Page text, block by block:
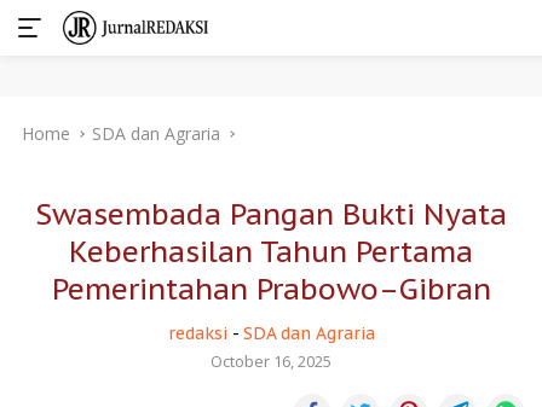
Home SDA dan Agraria
Swasembada Pangan Bukti Nyata
Keberhasilan Tahun Pertama
Pemerintahan Prabowo–Gibran
redaksi - SDA dan Agraria
October 16, 2025